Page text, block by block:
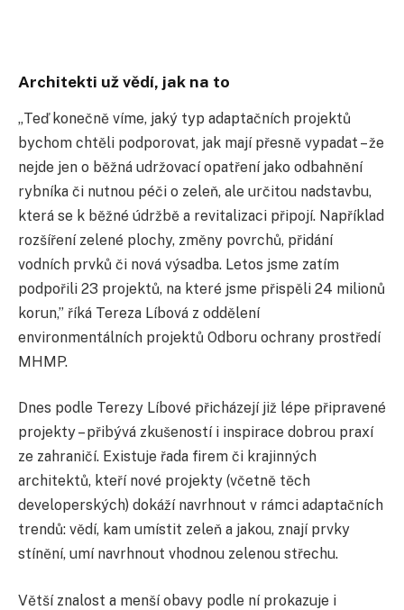
Architekti už vědí, jak na to
„Teď konečně víme, jaký typ adaptačních projektů
bychom chtěli podporovat, jak mají přesně vypadat – že
nejde jen o běžná udržovací opatření jako odbahnění
rybníka či nutnou péči o zeleň, ale určitou nadstavbu,
která se k běžné údržbě a revitalizaci připojí. Například
rozšíření zelené plochy, změny povrchů, přidání
vodních prvků či nová výsadba. Letos jsme zatím
podpořili 23 projektů, na které jsme přispěli 24 milionů
korun,” říká Tereza Líbová z oddělení
environmentálních projektů Odboru ochrany prostředí
MHMP.
Dnes podle Terezy Líbové přicházejí již lépe připravené
projekty – přibývá zkušeností i inspirace dobrou praxí
ze zahraničí. Existuje řada firem či krajinných
architektů, kteří nové projekty (včetně těch
developerských) dokáží navrhnout v rámci adaptačních
trendů: vědí, kam umístit zeleň a jakou, znají prvky
stínění, umí navrhnout vhodnou zelenou střechu.
Větší znalost a menší obavy podle ní prokazuje i